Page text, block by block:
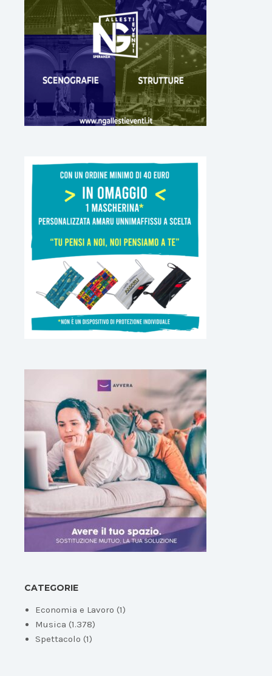
CATEGORIE
Economia e Lavoro (1)
Musica (1.378)
Spettacolo (1)